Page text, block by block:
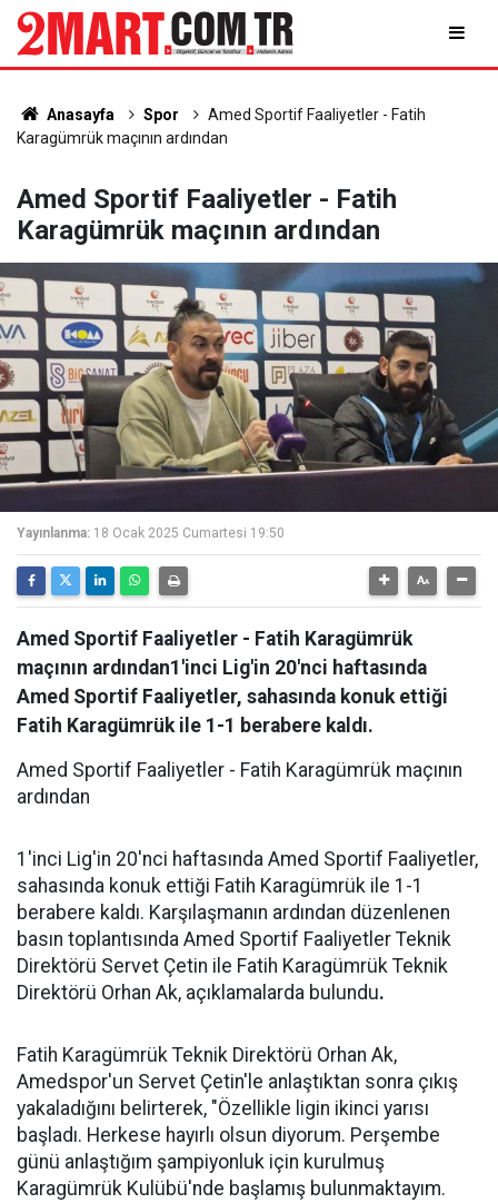
Anasayfa Spor
Amed Sportif Faaliyetler - Fatih
Karagümrük maçının ardından
Amed Sportif Faaliyetler - Fatih
Karagümrük maçının ardından
Yayınlanma: 18 Ocak 2025 Cumartesi 19:50
Amed Sportif Faaliyetler - Fatih Karagümrük
maçının ardından1'inci Lig'in 20'nci haftasında
Amed Sportif Faaliyetler, sahasında konuk ettiği
Fatih Karagümrük ile 1-1 berabere kaldı.
Amed Sportif Faaliyetler - Fatih Karagümrük maçının
ardından
1'inci Lig'in 20'nci haftasında Amed Sportif Faaliyetler,
sahasında konuk ettiği Fatih Karagümrük ile 1-1
berabere kaldı. Karşılaşmanın ardından düzenlenen
basın toplantısında Amed Sportif Faaliyetler Teknik
Direktörü Servet Çetin ile Fatih Karagümrük Teknik
Direktörü Orhan Ak, açıklamalarda bulundu.
Fatih Karagümrük Teknik Direktörü Orhan Ak,
Amedspor'un Servet Çetin'le anlaştıktan sonra çıkış
yakaladığını belirterek, "Özellikle ligin ikinci yarısı
başladı. Herkese hayırlı olsun diyorum. Perşembe
günü anlaştığım şampiyonluk için kurulmuş
Karagümrük Kulübü'nde başlamış bulunmaktayım.